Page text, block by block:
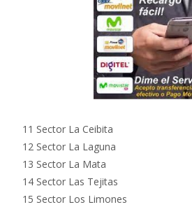
11 Sector La Ceibita
12 Sector La Laguna
13 Sector La Mata
14 Sector Las Tejitas
15 Sector Los Limones